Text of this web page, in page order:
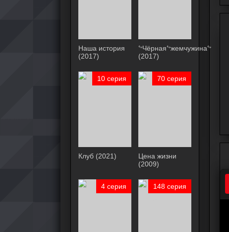
Наша история
(2017)
ᖦЧёрнаяᖦжемчужинаᖦ
(2017)
10 серия
Клуб (2021)
70 серия
Цена жизни
(2009)
4 серия 148 серия